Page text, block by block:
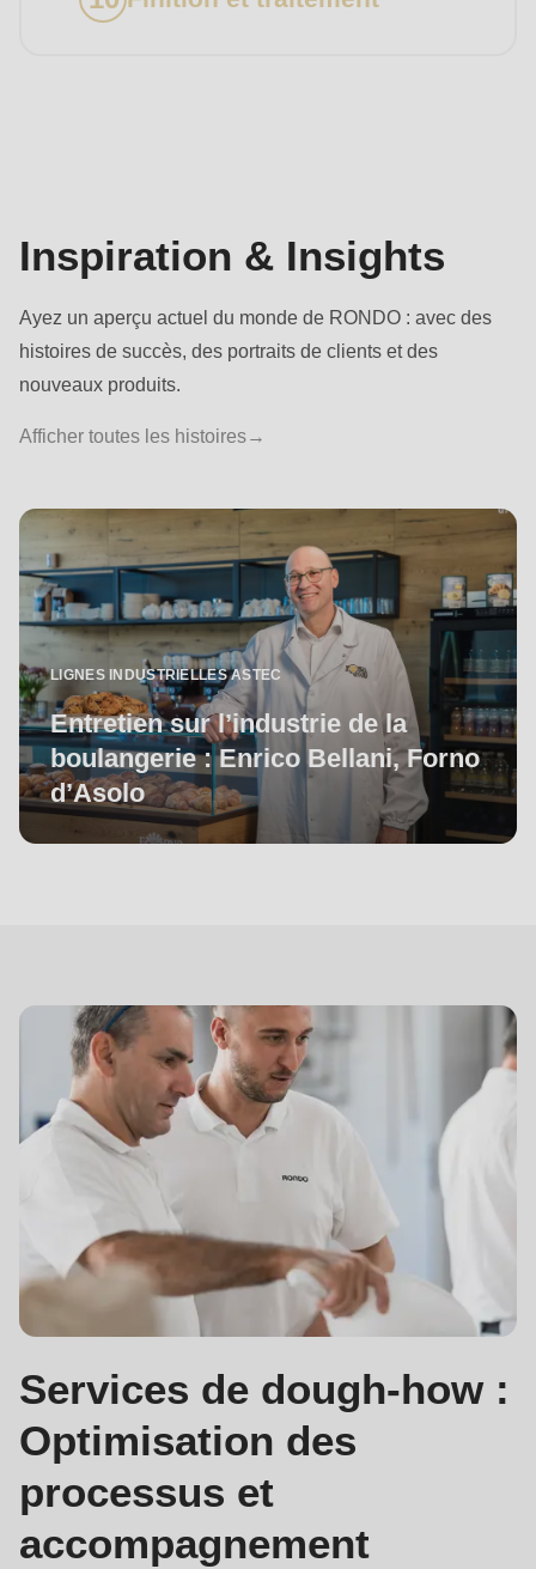
Inspiration & Insights
Ayez un aperçu actuel du monde de RONDO : avec des
histoires de succès, des portraits de clients et des
nouveaux produits.
Afficher toutes les histoires→
LIGNES INDUSTRIELLES ASTEC
Entretien sur l’industrie de la
boulangerie : Enrico Bellani, Forno
d’Asolo
Services de dough-how :
Optimisation des
processus et
accompagnement